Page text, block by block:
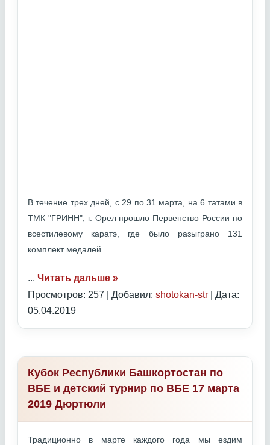
В течение трех дней, с 29 по 31 марта, на 6 татами в
ТМК "ГРИНН", г. Орел прошло Первенство России по
всестилевому каратэ, где было разыграно 131
комплект медалей.
... Читать дальше »
Просмотров: 257 | Добавил: shotokan-str | Дата:
05.04.2019
Кубок Республики Башкортостан по
ВБЕ и детский турнир по ВБЕ 17 марта
2019 Дюртюли
Традиционно в марте каждого года мы ездим